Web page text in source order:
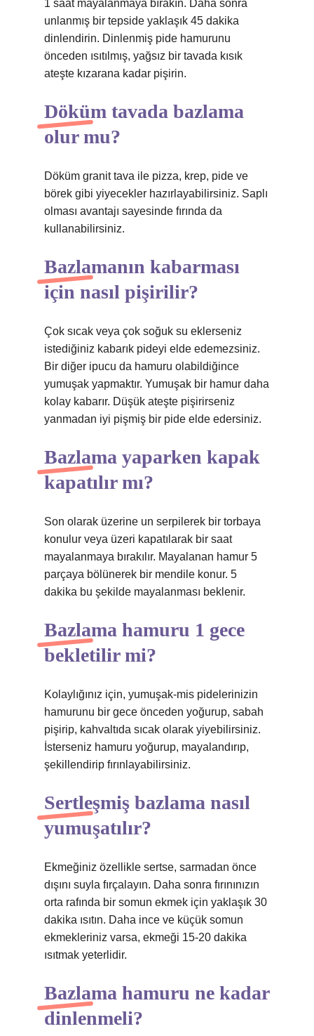
1 saat mayalanmaya bırakın. Daha sonra
unlanmış bir tepside yaklaşık 45 dakika
dinlendirin. Dinlenmiş pide hamurunu
önceden ısıtılmış, yağsız bir tavada kısık
ateşte kızarana kadar pişirin.
Döküm tavada bazlama
olur mu?
Döküm granit tava ile pizza, krep, pide ve
börek gibi yiyecekler hazırlayabilirsiniz. Saplı
olması avantajı sayesinde fırında da
kullanabilirsiniz.
Bazlamanın kabarması
için nasıl pişirilir?
Çok sıcak veya çok soğuk su eklerseniz
istediğiniz kabarık pideyi elde edemezsiniz.
Bir diğer ipucu da hamuru olabildiğince
yumuşak yapmaktır. Yumuşak bir hamur daha
kolay kabarır. Düşük ateşte pişirirseniz
yanmadan iyi pişmiş bir pide elde edersiniz.
Bazlama yaparken kapak
kapatılır mı?
Son olarak üzerine un serpilerek bir torbaya
konulur veya üzeri kapatılarak bir saat
mayalanmaya bırakılır. Mayalanan hamur 5
parçaya bölünerek bir mendile konur. 5
dakika bu şekilde mayalanması beklenir.
Bazlama hamuru 1 gece
bekletilir mi?
Kolaylığınız için, yumuşak-mis pidelerinizin
hamurunu bir gece önceden yoğurup, sabah
pişirip, kahvaltıda sıcak olarak yiyebilirsiniz.
İsterseniz hamuru yoğurup, mayalandırıp,
şekillendirip fırınlayabilirsiniz.
Sertleşmiş bazlama nasıl
yumuşatılır?
Ekmeğiniz özellikle sertse, sarmadan önce
dışını suyla fırçalayın. Daha sonra fırınınızın
orta rafında bir somun ekmek için yaklaşık 30
dakika ısıtın. Daha ince ve küçük somun
ekmekleriniz varsa, ekmeği 15-20 dakika
ısıtmak yeterlidir.
Bazlama hamuru ne kadar
dinlenmeli?